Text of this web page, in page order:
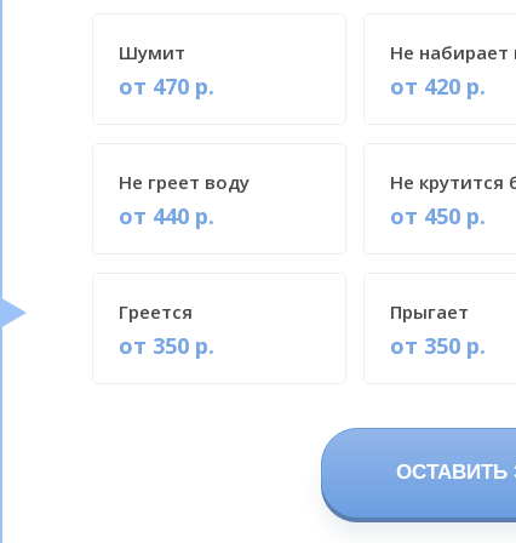
ОСТАВИТЬ
от 470 р.
Шумит
от 420 р.
Не набирает
от 440 р.
Не греет воду
от 450 р.
Не крутится
от 350 р.
Греется
от 350 р.
Прыгает